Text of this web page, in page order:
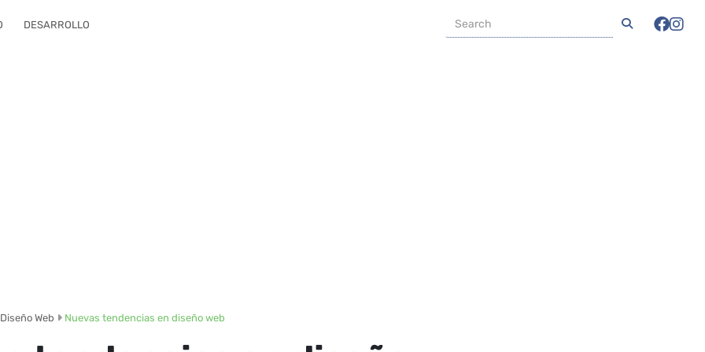
DESARROLLO
Diseño Web Nuevas tendencias en diseño web